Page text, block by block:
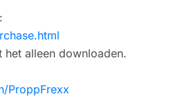
het alleen downloaden.
ProppFrexx